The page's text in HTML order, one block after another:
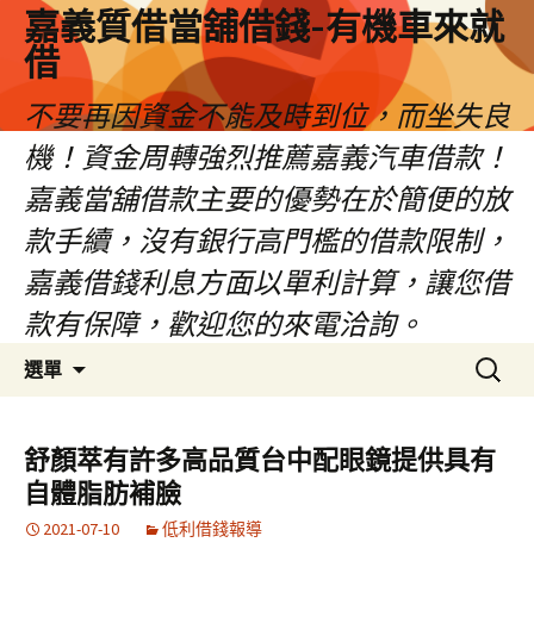
嘉義質借當舖借錢-有機車來就
借
不要再因資金不能及時到位，而坐失良
機！資金周轉強烈推薦嘉義汽車借款！
嘉義當舖借款主要的優勢在於簡便的放
款手續，沒有銀行高門檻的借款限制，
嘉義借錢利息方面以單利計算，讓您借
款有保障，歡迎您的來電洽詢。
選單
容
區
搜
尋
鍵
字:
舒顏萃有許多高品質台中配眼鏡提供具有
自體脂肪補臉
2021-07-10 低利借錢報導